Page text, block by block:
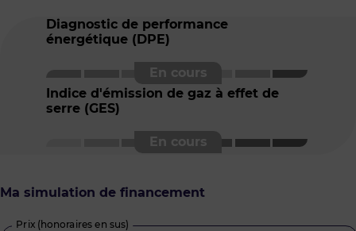
Diagnostic de performance
énergétique (DPE)
Indice d'émission de gaz à effet de
serre (GES)
Ma simulation de financement
Prix (honoraires en sus)